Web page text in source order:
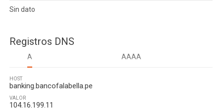
Sin dato
Registros DNS
A AAAA
HOST
banking.bancofalabella.pe
VALOR
104.16.199.11